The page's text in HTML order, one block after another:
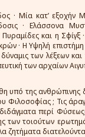
· Μία κατ’ εξοχήν
· Ελάσσονα
Πυραμίδες και η
· Η Υψηλή
των λέξεων
των αρχαίων
υπό της
Φιλοσοφίας ; Τις
περί
τοιούτων
ζητήματα